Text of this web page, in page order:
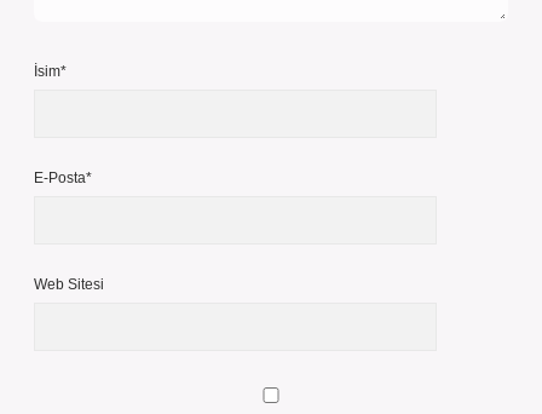
İsim*
E-Posta*
Web Sitesi